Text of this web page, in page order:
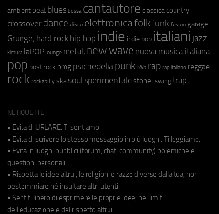
ambient beat blues bossa cantautore classica country
crossover dance disco elettronicafolkfunk fusion garage
Grunge; hard rock hip hop indie indie pop italiani jazz
kimura laPOP lounge metal; new wave nuova musica italiana
pop post rock prog psichedeliapunk r&b rap rap italiano reggae
rock rockabilly ska soul sperimentale stoner swing trap
NETIQUETTE
• Evita di URLARE. Ti sentiamo.
• Evita di scrivere lo stesso messaggio in più luoghi. Ti leggiamo.
• Evita in luoghi pubblici (forum, chat, community) polemiche e
questioni personali.
• Rispetta le idee altrui, le religioni e razze diverse dalla tua, non
bestemmiare né insultare altri utenti.
• Sentiti libero di esprimere le proprie idee, nei limiti
dell'educazione e del rispetto altrui.